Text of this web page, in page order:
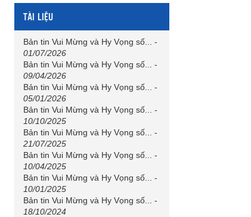
TÀI LIỆU
Bản tin Vui Mừng và Hy Vọng số...
-
01/07/2026
Bản tin Vui Mừng và Hy Vọng số...
-
09/04/2026
Bản tin Vui Mừng và Hy Vọng số...
-
05/01/2026
Bản tin Vui Mừng và Hy Vọng số...
-
10/10/2025
Bản tin Vui Mừng và Hy Vọng số...
-
21/07/2025
Bản tin Vui Mừng và Hy Vọng số...
-
10/04/2025
Bản tin Vui Mừng và Hy Vọng số...
-
10/01/2025
Bản tin Vui Mừng và Hy Vọng số...
-
18/10/2024